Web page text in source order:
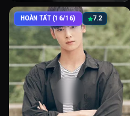
HOÀN TẤT (16/16) 7.2